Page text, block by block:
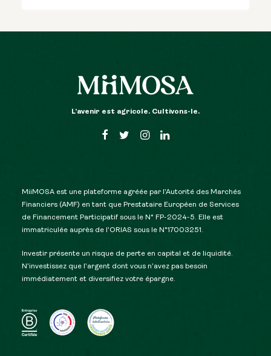
L’avenir est agricole. Cultivons-le.
MiiMOSA est une plateforme agréée par l’Autorité des Marchés
Financiers (AMF) en tant que Prestataire Européen de Services
de Financement Participatif sous le N° FP-2024-5. Elle est
immatriculée auprès de l’ORIAS sous le N°17003251.
Investir présente un risque de perte en capital et de liquidité.
N’investissez que l’argent dont vous n’avez pas besoin
immédiatement et diversifiez votre épargne.